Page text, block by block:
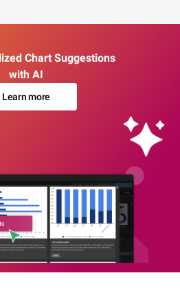
Chart Suggestions
with AI
Learn more